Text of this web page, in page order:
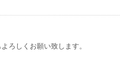
ろしくお願い致します。